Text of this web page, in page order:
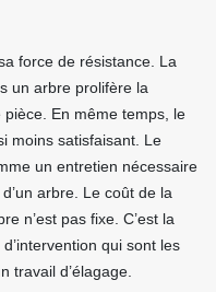
force de résistance. La
un arbre prolifère la
En même temps, le
moins satisfaisant. Le
un entretien nécessaire
arbre. Le coût de la
n’est pas fixe. C’est la
qui sont les
travail d’élagage.